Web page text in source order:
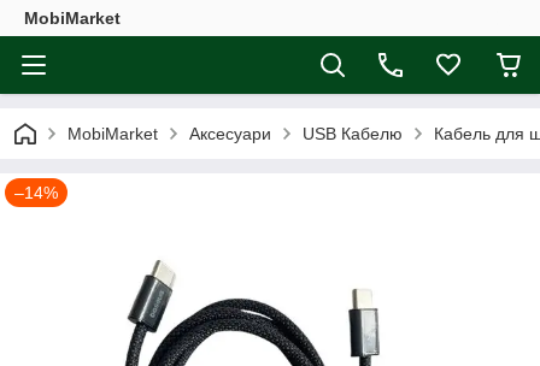
MobiMarket
MobiMarket Аксесуари USB Кабелю Кабель для
–14%